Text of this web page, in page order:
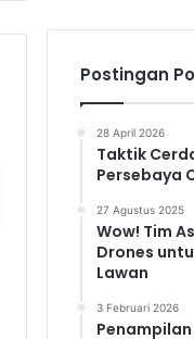
Postingan
28 April 2026
Taktik
Persebaya
27 Agustus 2025
Wow! Tim
Drones
Lawan
3 Februari 2026